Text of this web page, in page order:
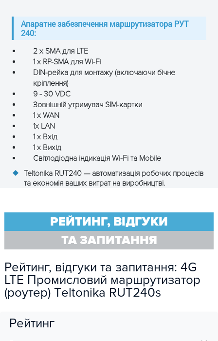
Апаратне забезпечення маршрутизатора РУТ
240:
2 x SMA для LTE
1 x RP-SMA для Wi-Fi
DIN-рейка для монтажу (включаючи бічне
кріплення)
9 - 30 VDC
Зовнішній утримувач SIM-картки
1 x WAN
1x LAN
1 x Вхід
1 x Вихід
Світлодіодна індикація Wi-Fi та Mobile
Teltonika RUT240 — автоматизація робочих процесів
та економія ваших витрат на виробництві.
РЕЙТИНГ, ВІДГУКИ
ТА ЗАПИТАННЯ
Рейтинг, відгуки та запитання: 4G
LTE Промисловий маршрутизатор
(роутер) Тeltonika RUT240s
Рейтинг